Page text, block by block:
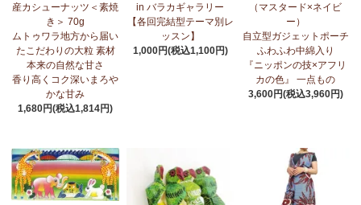
7/10： ティンガティンガ・アート～マサイの作品 新入荷！
7/10：ティンガティンガ・アート～Sサイズの作品 新入荷！作家
名ごとに2つのカテゴリーでご紹介します
→ 作家名 A―L
7/7：カンガ2026新柄 タンザニアより完全限定入荷！
7/3：【まとめ割SALE！】3個で10％OFF！タンザニア産カシュー
ナッツ＜素焼き＞＜うす塩＞～こだわりの大粒 香り高くコク深い
まろやかな甘み～
産カシューナッツ＜素焼
き＞ 70g
ムトゥワラ地方から届い
たこだわりの大粒 素材
本来の自然な甘さ
香り高くコク深いまろや
かな甘み
1,680円(税込1,814円)
in バラカギャラリー
【各回完結型テーマ別レ
ッスン】
1,000円(税込1,100円)
（マスタード×ネイビ
ー）
自立型ガジェットポーチ
ふわふわ中綿入り
『ニッポンの技×アフリ
カの色』 一点もの
3,600円(税込3,960円)